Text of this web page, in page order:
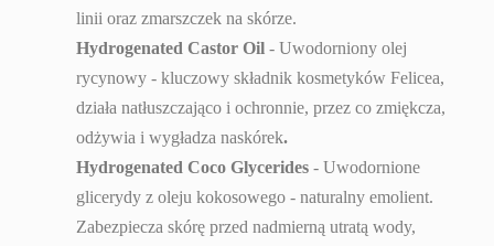
linii oraz zmarszczek na skórze.
Hydrogenated Castor Oil - Uwodorniony olej
rycynowy - kluczowy składnik kosmetyków Felicea,
działa natłuszczająco i ochronnie, przez co zmiękcza,
odżywia i wygładza naskórek.
Hydrogenated Coco Glycerides - Uwodornione
glicerydy z oleju kokosowego - naturalny emolient.
Zabezpiecza skórę przed nadmierną utratą wody,